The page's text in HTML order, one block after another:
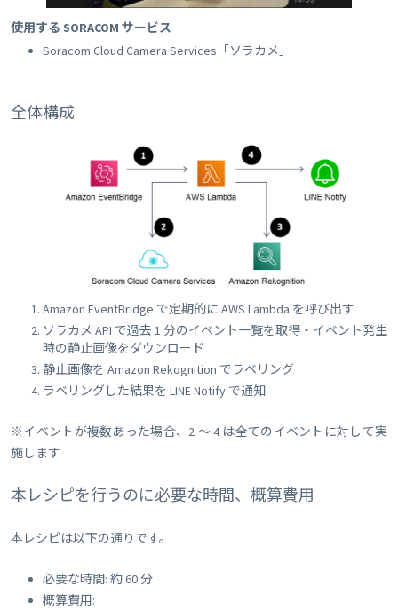
使用する SORACOM サービス
Soracom Cloud Camera Services「ソラカメ」
全体構成
Amazon EventBridge で定期的に AWS Lambda を呼び出す
ソラカメ API で過去 1 分のイベント一覧を取得・イベント発生
時の静止画像をダウンロード
静止画像を Amazon Rekognition でラベリング
ラベリングした結果を LINE Notify で通知
※イベントが複数あった場合、2 ～ 4 は全てのイベントに対して実
施します
本レシピを行うのに必要な時間、概算費用
本レシピは以下の通りです。
必要な時間: 約 60 分
概算費用: